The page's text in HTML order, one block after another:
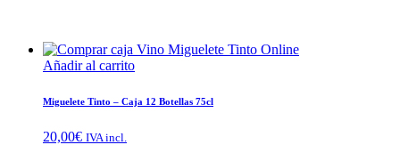
Añadir al carrito
Miguelete Tinto – Caja 12 Botellas 75cl
20,00€ IVA incl.